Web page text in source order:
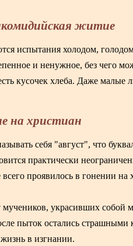
житие
испытания холодом,
и ненужное, без чего
кусочек хлеба. Даже малые
на христиан
себя "август", что
практически
проявилось в гонении
мучеников, украсивших собой
пыток остались страшными
в изгнании.